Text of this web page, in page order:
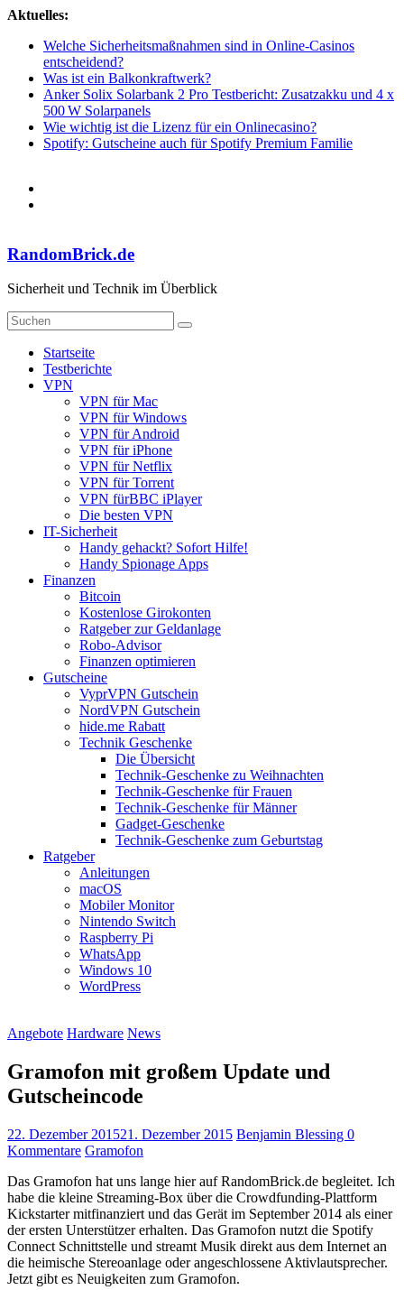
Zum
springen
Aktuelles:
Welche Sicherheitsmaßnahmen sind in Online-Casinos
entscheidend?
Was ist ein Balkonkraftwerk?
Anker Solix Solarbank 2 Pro Testbericht: Zusatzakku und 4 x
500 W Solarpanels
Wie wichtig ist die Lizenz für ein Onlinecasino?
Spotify: Gutscheine auch für Spotify Premium Familie
RandomBrick.de
Sicherheit und Technik im Überblick
Startseite
Testberichte
VPN
VPN für Mac
VPN für Windows
VPN für Android
VPN für iPhone
VPN für Netflix
VPN für Torrent
VPN fürBBC iPlayer
Die besten VPN
IT-Sicherheit
Handy gehackt? Sofort Hilfe!
Handy Spionage Apps
Finanzen
Bitcoin
Kostenlose Girokonten
Ratgeber zur Geldanlage
Robo-Advisor
Finanzen optimieren
Gutscheine
VyprVPN Gutschein
NordVPN Gutschein
hide.me Rabatt
Technik Geschenke
Die Übersicht
Technik-Geschenke zu Weihnachten
Technik-Geschenke für Frauen
Technik-Geschenke für Männer
Gadget-Geschenke
Technik-Geschenke zum Geburtstag
Ratgeber
Anleitungen
macOS
Mobiler Monitor
Nintendo Switch
Raspberry Pi
WhatsApp
Windows 10
WordPress
Angebote Hardware News
Gramofon mit großem Update und
Gutscheincode
22. Dezember 201521. Dezember 2015 Benjamin Blessing 0
Kommentare Gramofon
Das Gramofon hat uns lange hier auf RandomBrick.de begleitet. Ich
habe die kleine Streaming-Box über die Crowdfunding-Plattform
Kickstarter mitfinanziert und das Gerät im September 2014 als einer
der ersten Unterstützer erhalten. Das Gramofon nutzt die Spotify
Connect Schnittstelle und streamt Musik direkt aus dem Internet an
die heimische Stereoanlage oder angeschlossene Aktivlautsprecher.
Jetzt gibt es Neuigkeiten zum Gramofon.